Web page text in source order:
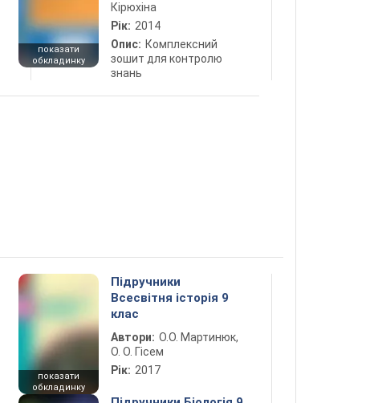
показати
обкладинку
Кірюхіна
Рік: 2014
Опис: Комплексний
зошит для контролю
знань
показати
обкладинку
Підручники
Всесвітня історія 9
клас
Автори: О.О. Мартинюк,
О. О. Гісем
Рік: 2017